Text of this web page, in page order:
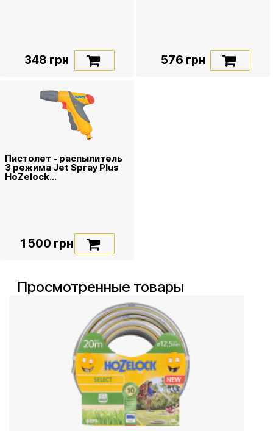
348 грн 576 грн
Пистолет - распылитель
3 режима Jet Spray Plus
HoZelock...
1 500 грн
Просмотренные товары